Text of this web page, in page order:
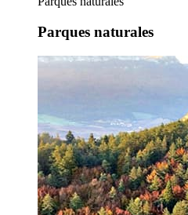
Parques naturales